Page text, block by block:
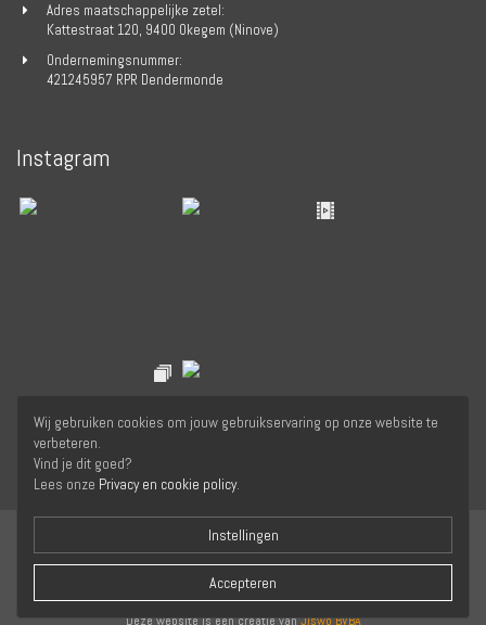
Adres maatschappelijke zetel:
Kattestraat 120, 9400 Okegem (Ninove)
Ondernemingsnummer:
421245957 RPR Dendermonde
Instagram
Copyright © 2026 Yogafederatie van de Nederlandstaligen in België. Alle rechten
voorbehouden. -Privacy verklaring
Deze website is een creatie vanJiswo BVBA
Wij gebruiken cookies om jouw gebruikservaring op onze website te
verbeteren.
Vind je dit goed?
Lees onze Privacy en cookie policy.
Instellingen
Accepteren